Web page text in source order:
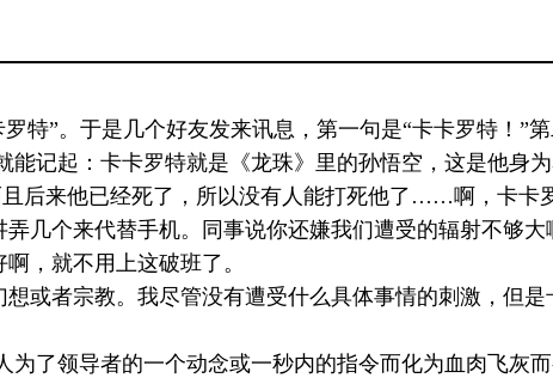
特”。于是几个好友发来讯息，第一句是“卡卡罗特！”
记起：卡卡罗特就是《龙珠》里的孙悟空，这是他身
后来他已经死了，所以没有人能打死他了……啊，卡卡
几个来代替手机。同事说你还嫌我们遭受的辐射不够
，就不用上这破班了。
或者宗教。我尽管没有遭受什么具体事情的刺激，但
了领导者的一个动念或一秒内的指令而化为血肉飞灰